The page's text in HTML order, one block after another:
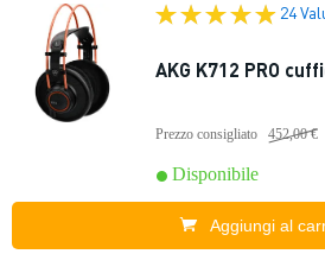
24
AKG K712 PRO
Prezzo consigliato 452,00 €
Disponibile
Aggiungi al